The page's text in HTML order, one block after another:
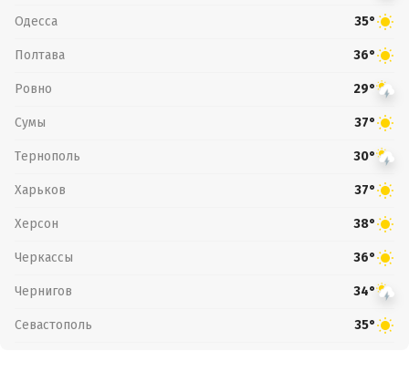
Одесса 35°
Полтава 36°
Ровно 29°
Сумы 37°
Тернополь 30°
Харьков 37°
Херсон 38°
Черкассы 36°
Чернигов 34°
Севастополь 35°